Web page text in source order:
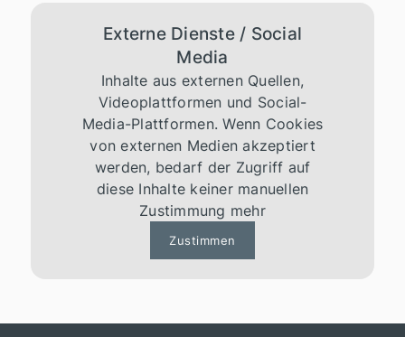
Externe Dienste / Social
Media
Inhalte aus externen Quellen,
Videoplattformen und Social-
Media-Plattformen. Wenn Cookies
von externen Medien akzeptiert
werden, bedarf der Zugriff auf
diese Inhalte keiner manuellen
Zustimmung mehr
Zustimmen